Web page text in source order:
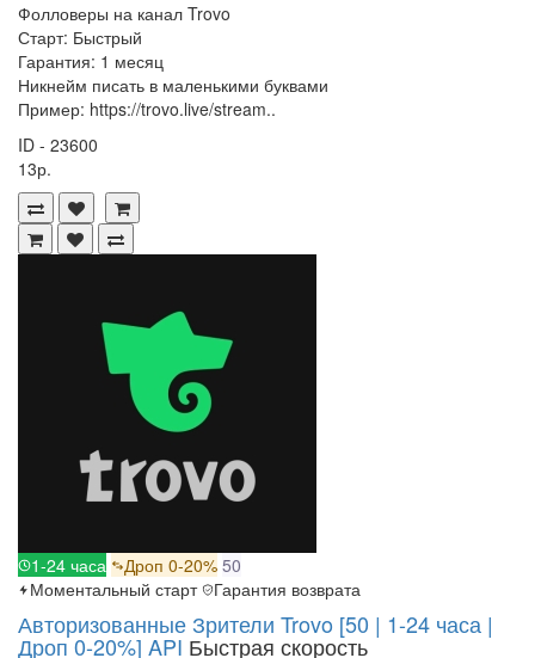
Фолловеры на канал Trovo
Старт: Быстрый
Гарантия: 1 месяц
Никнейм писать в маленькими буквами
Пример: https://trovo.live/stream..
ID - 23600
13р.
1-24 часа Дроп 0-20% 50
Моментальный старт
Гарантия возврата
Авторизованные Зрители Trovo [50 | 1-24 часа |
Дроп 0-20%] API Быстрая скорость